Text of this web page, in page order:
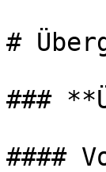
#
###
####